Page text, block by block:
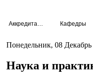
Кафедры
Понедельник, 08 Декабрь
Наука и